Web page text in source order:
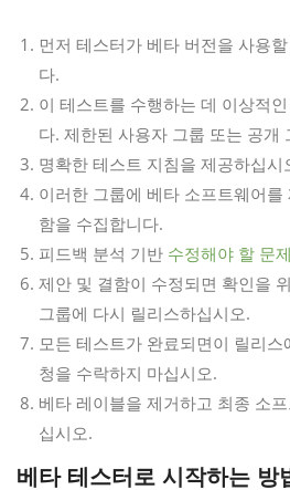
먼저 테스터가 베타 버전을 사용
다.
이 테스트를 수행하는 데 이상적
다. 제한된 사용자 그룹 또는 공개
명확한 테스트 지침을 제공하십시
이러한 그룹에 베타 소프트웨어
함을 수집합니다.
피드백 분석 기반 수정해야 할 문
제안 및 결함이 수정되면 확인을
그룹에 다시 릴리스하십시오.
모든 테스트가 완료되면이 릴리
청을 수락하지 마십시오.
베타 레이블을 제거하고 최종 소
십시오.
베타 테스터로 시작하는 방